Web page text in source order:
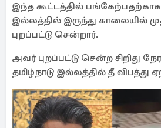
இந்த கூட்டத்தில் பங்கேற்பதற்காக
இல்லத்தில் இருந்து காலையில்
புறப்பட்டு சென்றார்.
அவர் புறப்பட்டு சென்ற சிறிது
தமிழ்நாடு இல்லத்தில் தீ விபத்து